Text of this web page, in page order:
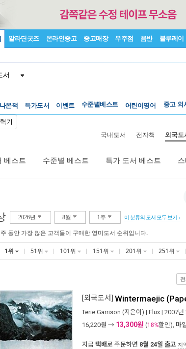
알라딘굿즈 온라인중고 중고매장 우주점 음반 블루레이
서
기
온책 특가도서 이벤트
Lexile®
어린이영어
5백원부
국내도서 전자책 외국도
베스트 수준별 베스트 특가 도서 베스트
2026년 8월 1주 이 분류의 도서 모두 보기
동안 가장 많은 고객들이 구매한 영미도서 순위입니다.
1위 51위 101위 151위 201위 251위
[외국도서] Wintermaejic
Terie Garrison (지은이) | Flux | 2007년
16,220원 → 13,300원 (18%할인), 마
지금 택배로 주문하면 8월 24일 출고 지